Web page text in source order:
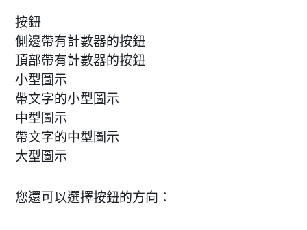
按鈕
側邊帶有計數器的按鈕
頂部帶有計數器的按鈕
小型圖示
帶文字的小型圖示
中型圖示
帶文字的中型圖示
大型圖示
您還可以選擇按鈕的方向：